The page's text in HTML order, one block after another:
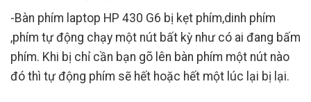
-Bàn phím laptop HP 430 G6 bị kẹt phím,dinh phím
,phím tự động chạy một nút bất kỳ như có ai đang bấm
phím. Khi bị chỉ cần bạn gõ lên bàn phím một nút nào
đó thì tự động phím sẽ hết hoặc hết một lúc lại bị lại.